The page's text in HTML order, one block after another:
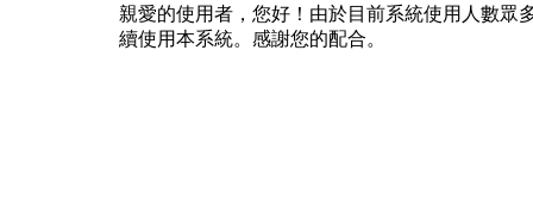
親愛的使用者，您好！由於目前系統使用人數眾
續使用本系統。感謝您的配合。